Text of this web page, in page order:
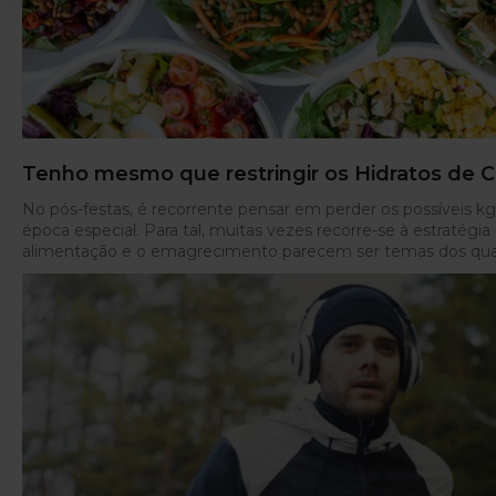
Bons Treinos! Mais movimento, mais saúde! Referências
Intensity Interval Training” (2017). Smith, A. “Stress
(2021).
Tenho mesmo que restringir os Hidratos de
No pós-festas, é recorrente pensar em perder os possíveis
época especial. Para tal, muitas vezes recorre-se à
alimentação e o emagrecimento parecem ser temas dos
várias as fontes de informação, são vários os “tipos” de
catalogar os alimentos como “bons” ou “maus”. Os
excelente exemplo dos que se enquadram com frequência
constantemente pessoas a “fugir” do arroz, da massa, da
engordam. É importante ter consciência de que esta forma
aos alimentos não é, de todo, adequada e pode conduzir a
o que origina em muitos casos, o insucesso no
comportamento alimentar. No caso específico dos hidratos
“combustível”, sendo a principal fonte de energia para as
de estranhar que uma restrição severa deste tipo de
humor, sensação de fadiga, alterações hormonais,